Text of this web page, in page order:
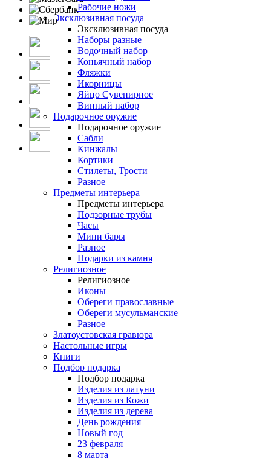
Рабочие ножи
Эксклюзивная посуда
Эксклюзивная посуда
Наборы разные
Водочный набор
Коньячный набор
Фляжки
Икорницы
Яйцо Сувенирное
Винный набор
Подарочное оружие
Подарочное оружие
Сабли
Кинжалы
Кортики
Стилеты, Трости
Разное
Предметы интерьера
Предметы интерьера
Подзорные трубы
Часы
Мини бары
Разное
Подарки из камня
Религиозное
Религиозное
Иконы
Обереги православные
Обереги мусульманские
Разное
Златоустовская гравюра
Настольные игры
Книги
Подбор подарка
Подбор подарка
Изделия из латуни
Изделия из Кожи
Изделия из дерева
День рождения
Новый год
23 февраля
8 марта